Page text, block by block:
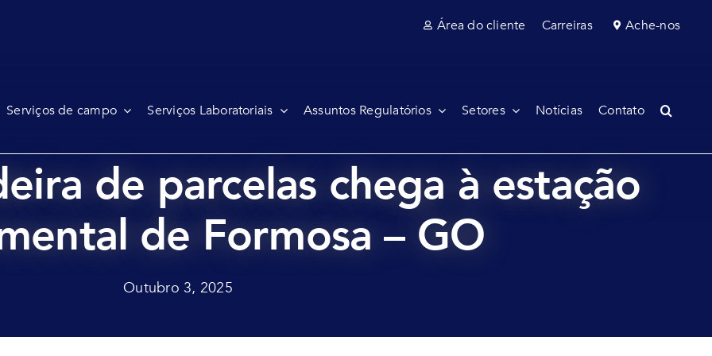
Área do cliente Carreiras Ache-nos
Serviços de campo Serviços Laboratoriais Assuntos Regulatórios Setores Notícias Contato
de parcelas chega à estação
de Formosa – GO
Outubro 3, 2025